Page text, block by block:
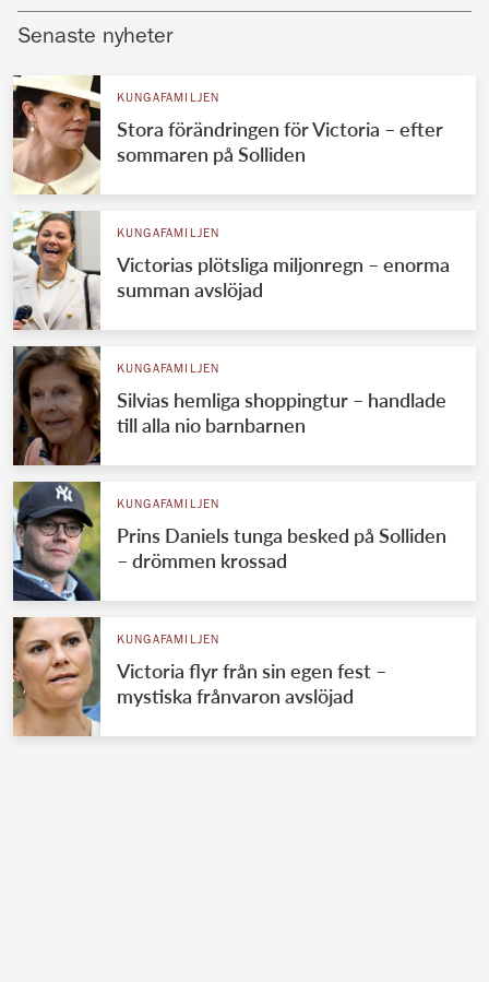
Senaste nyheter
KUNGAFAMILJEN
Stora förändringen för Victoria – efter
sommaren på Solliden
KUNGAFAMILJEN
Victorias plötsliga miljonregn – enorma
summan avslöjad
KUNGAFAMILJEN
Silvias hemliga shoppingtur – handlade
till alla nio barnbarnen
KUNGAFAMILJEN
Prins Daniels tunga besked på Solliden
– drömmen krossad
KUNGAFAMILJEN
Victoria flyr från sin egen fest –
mystiska frånvaron avslöjad